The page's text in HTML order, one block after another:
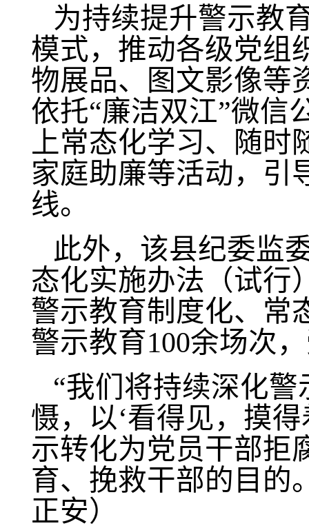
为持续提升警示教
模式，推动各级党组
物展品、图文影像等
依托“廉洁双江”微信
上常态化学习、随时
家庭助廉等活动，引
线。
此外，该县纪委监
态化实施办法（试行
警示教育制度化、常
警示教育100余场次
“我们将持续深化
慑，以‘看得见，摸
示转化为党员干部拒
育、挽救干部的目的
正安）